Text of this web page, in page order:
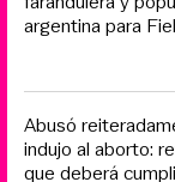
argentina para
Abusó
indujo al aborto:
que deberá